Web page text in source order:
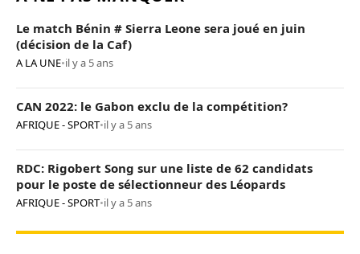
Le match Bénin # Sierra Leone sera joué en juin
(décision de la Caf)
A LA UNE•il y a 5 ans
CAN 2022: le Gabon exclu de la compétition?
AFRIQUE - SPORT•il y a 5 ans
RDC: Rigobert Song sur une liste de 62 candidats
pour le poste de sélectionneur des Léopards
AFRIQUE - SPORT•il y a 5 ans